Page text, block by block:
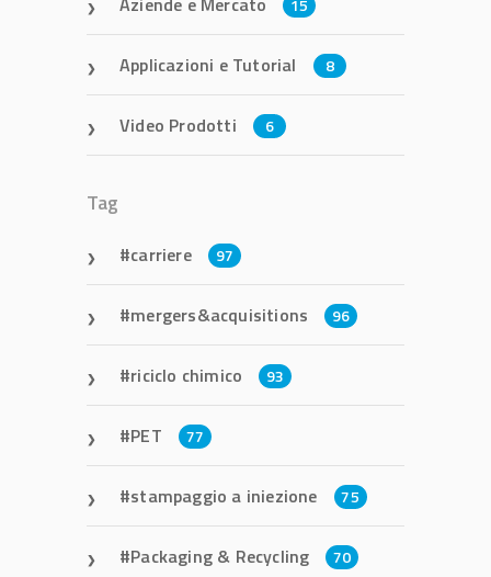
15
Applicazioni e Tutorial 8
Video Prodotti 6
Tag
carriere 97
mergers&acquisitions 96
riciclo chimico 93
PET 77
stampaggio a iniezione 75
Packaging & Recycling 70